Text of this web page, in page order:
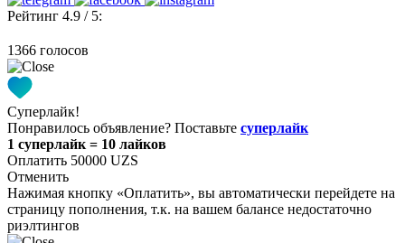
Рейтинг 4.9 / 5:
1366 голосов
Суперлайк!
Понравилось объявление? Поставьте суперлайк
1 суперлайк = 10 лайков
Оплатить 50000 UZS
Отменить
Нажимая кнопку «Оплатить», вы автоматически перейдете на
страницу пополнения, т.к. на вашем балансе недостаточно
риэлтингов